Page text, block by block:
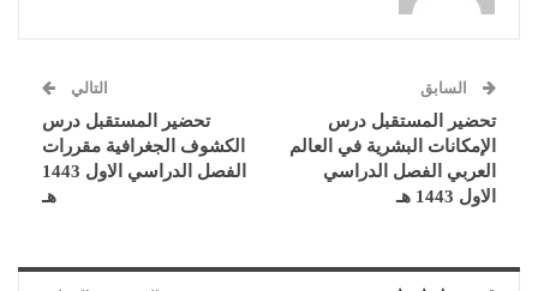
السابق
تحضير المستقبل درس
الإمكانات البشرية في العالم
العربي الفصل الدراسي
الاول 1443 هـ
التالي
تحضير المستقبل درس
الكشوف الجغرافية مقررات
الفصل الدراسي الاول 1443
هـ